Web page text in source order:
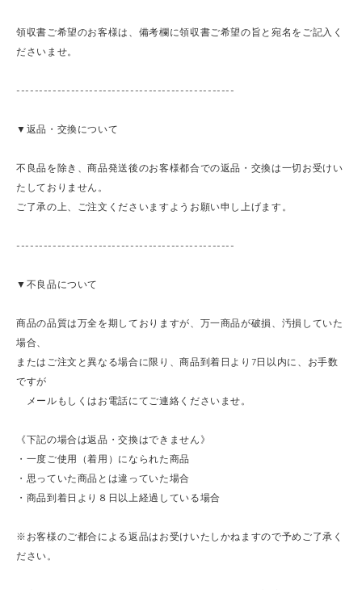
領収書ご希望のお客様は、備考欄に領収書ご希望の旨と宛名をご記入く
ださいませ。
------------------------------------------------
▼返品・交換について
不良品を除き、商品発送後のお客様都合での返品・交換は一切お受けい
たしておりません。
ご了承の上、ご注文くださいますようお願い申し上げます。
------------------------------------------------
▼不良品について
商品の品質は万全を期しておりますが、万一商品が破損、汚損していた
場合、
またはご注文と異なる場合に限り、商品到着日より7日以内に、お手数
ですが
メールもしくはお電話にてご連絡くださいませ。
《下記の場合は返品・交換はできません》
・一度ご使用（着用）になられた商品
・思っていた商品とは違っていた場合
・商品到着日より８日以上経過している場合
※お客様のご都合による返品はお受けいたしかねますので予めご了承く
ださい。